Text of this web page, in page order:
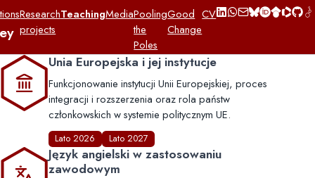
Research
projects
TeachingMediaPooling
the
Poles
Good
Change
CV
Unia Europejska i jej instytucje
Funkcjonowanie instytucji Unii Europejskiej, proces
integracji i rozszerzenia oraz rola państw
członkowskich w systemie politycznym UE.
Lato 2026 Lato 2027
Język angielski w zastosowaniu
zawodowym